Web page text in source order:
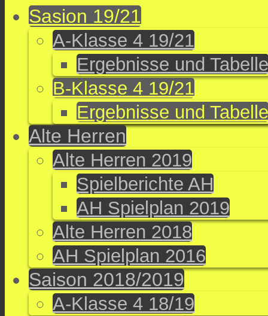
Sasion 19/21
A-Klasse 4 19/21
Ergebnisse und Tabelle
B-Klasse 4 19/21
Ergebnisse und Tabelle
Alte Herren
Alte Herren 2019
Spielberichte AH
AH Spielplan 2019
Alte Herren 2018
AH Spielplan 2016
Saison 2018/2019
A-Klasse 4 18/19